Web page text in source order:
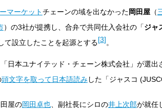
マーケットチェーンの域を出なかった岡田屋（
）の3社が提携し、合弁で共同仕入会社の「ジャ
て設立したことを起源とする[3]。
日本ユナイテッド・チェーン株式会社」が選出
頭文字を取って日本語読みした「ジャスコ
屋の岡田卓也、副社長にシロの井上次郎が就任